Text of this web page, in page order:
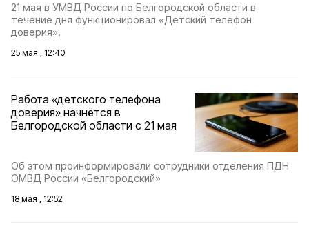
21 мая в УМВД России по Белгородской области в
течение дня функционировал «Детский телефон
доверия».
25 мая , 12:40
Работа «детского телефона
доверия» начнётся в
Белгородской области с 21 мая
Об этом проинформировали сотрудники отделения ПДН
ОМВД России «Белгородский»
18 мая , 12:52